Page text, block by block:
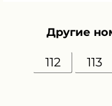
Другие
112 113